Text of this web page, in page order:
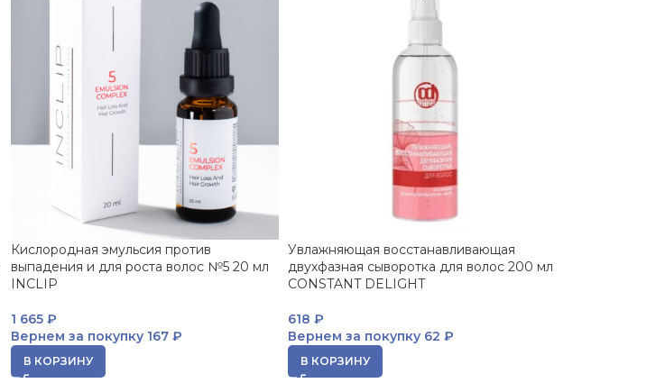
Кислородная эмульсия против
выпадения и для роста волос №5 20 мл
INCLIP
1 665₽
Вернем за покупку 167 ₽
В КОРЗИНУ
Увлажняющая восстанавливающая
двухфазная сыворотка для волос 200 мл
CONSTANT DELIGHT
618 ₽
Вернем за покупку62 ₽
В КОРЗИНУ